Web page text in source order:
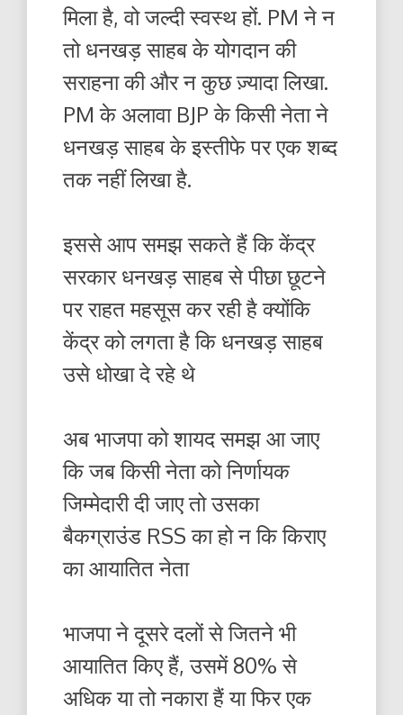
मिला है, वो जल्दी स्वस्थ हों. PM ने न
तो धनखड़ साहब के योगदान की
सराहना की और न कुछ ज़्यादा लिखा.
PM के अलावा BJP के किसी नेता ने
धनखड़ साहब के इस्तीफे पर एक शब्द
तक नहीं लिखा है.
इससे आप समझ सकते हैं कि केंद्र
सरकार धनखड़ साहब से पीछा छूटने
पर राहत महसूस कर रही है क्योंकि
केंद्र को लगता है कि धनखड़ साहब
उसे धोखा दे रहे थे
अब भाजपा को शायद समझ आ जाए
कि जब किसी नेता को निर्णायक
जिम्मेदारी दी जाए तो उसका
बैकग्राउंड RSS का हो न कि किराए
का आयातित नेता
भाजपा ने दूसरे दलों से जितने भी
आयातित किए हैं, उसमें 80% से
अधिक या तो नकारा हैं या फिर एक